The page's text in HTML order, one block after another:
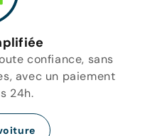
confiance, sans
avec un paiement
24h.